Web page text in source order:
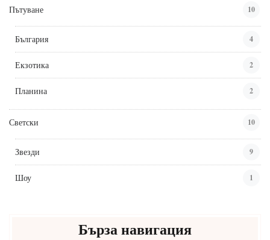
Пътуване 10
България 4
Екзотика 2
Планина 2
Светски 10
Звезди 9
Шоу 1
Бърза навигация